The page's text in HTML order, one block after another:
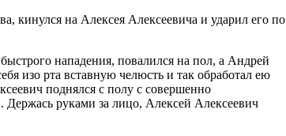
кинулся на Алексея Алексеевича и ударил его по
нападения, повалился на пол, а Андрей
изо рта вставную челюсть и так обработал ею
поднялся с полу с совершенно
руками за лицо, Алексей Алексеевич